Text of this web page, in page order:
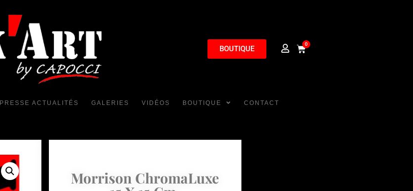
BOUTIQUE
0
PRESSE ACTUALITÉS GALERIES VIDÉOS BOUTIQUE CONTACT
Morrison ChromaLuxe